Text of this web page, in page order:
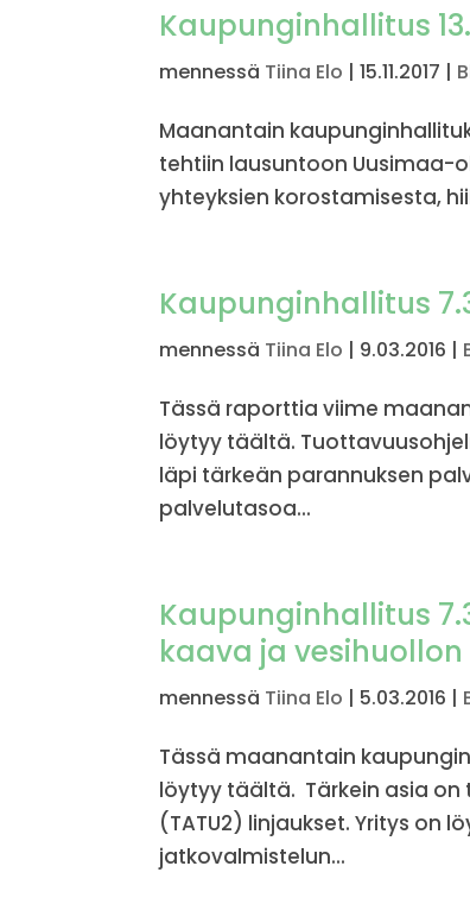
Kaupunginhallitus
mennessä Tiina Elo |15.11.2017 |
Maanantain
tehtiin lausuntoon Uusimaa-
yhteyksien korostamisesta,
Kaupunginhallitus
mennessä Tiina Elo | 9.03.2016 |
Tässä raporttia viime
löytyy täältä.
läpi tärkeän parannuksen
palvelutasoa...
Kaupunginhallitus
kaava ja
mennessä Tiina Elo | 5.03.2016 |
Tässä maanantain
löytyy täältä. Tärkein asia
(TATU2) linjaukset. Yritys on
jatkovalmistelun...